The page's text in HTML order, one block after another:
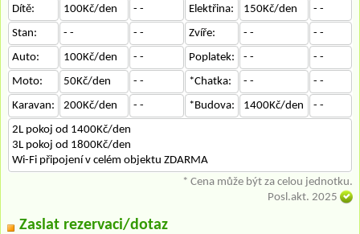
Dítě: 100Kč/den - - Elektřina: 150Kč/den
- -
Stan:
- - - - Zvíře: - -
- -
Auto:
100Kč/den - - Poplatek: - -
- -
Moto:
50Kč/den - - *Chatka: - -
- -
Karavan:
200Kč/den - - *Budova: 1400Kč/den
- -
2L pokoj od 1400Kč/den
3L pokoj od 1800Kč/den
Wi-Fi připojení v celém objektu ZDARMA
* Cena může být za celou jednotku.
Posl.akt. 2025
Zaslat rezervaci/dotaz